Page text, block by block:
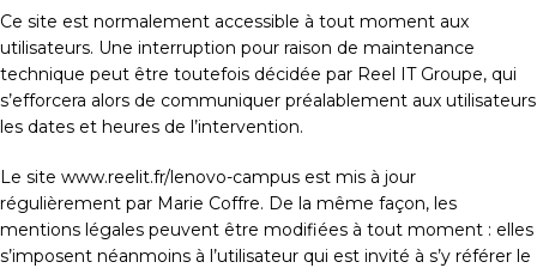
Ce site est normalement accessible à tout moment aux
utilisateurs. Une interruption pour raison de maintenance
technique peut être toutefois décidée par Reel IT Groupe, qui
s’efforcera alors de communiquer préalablement aux utilisateurs
les dates et heures de l’intervention.
Le site www.reelit.fr/lenovo-campus est mis à jour
régulièrement par Marie Coffre. De la même façon, les
mentions légales peuvent être modifiées à tout moment : elles
s’imposent néanmoins à l’utilisateur qui est invité à s’y référer le